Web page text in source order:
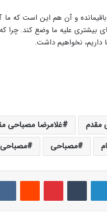
بیشتری علیه ما وضع کند. چرا
داریم، نخواهیم داشت.
مقدم غلامرضا مصباحی
مصباحی
لینکدین ‫پین‌ترست ‫رددیت